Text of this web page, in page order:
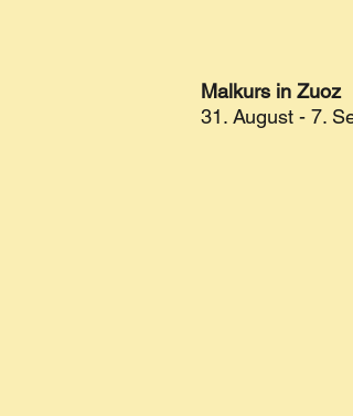
Malkurs in Zuoz
31. August - 7.